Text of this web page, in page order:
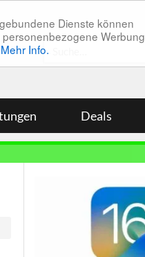
Dienste können
Werbung
Mehr Info.
Deals